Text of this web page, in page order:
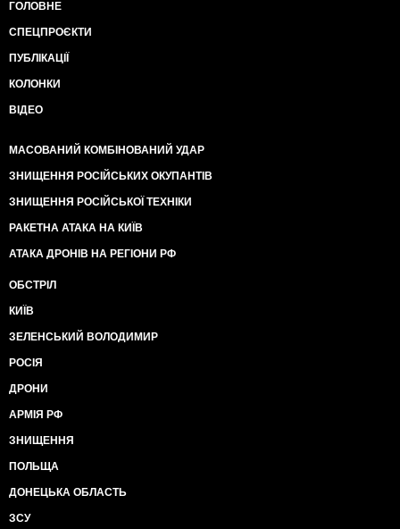
ГОЛОВНЕ
СПЕЦПРОЄКТИ
ПУБЛІКАЦІЇ
КОЛОНКИ
ВІДЕО
МАСОВАНИЙ КОМБІНОВАНИЙ УДАР
ЗНИЩЕННЯ РОСІЙСЬКИХ ОКУПАНТІВ
ЗНИЩЕННЯ РОСІЙСЬКОЇ ТЕХНІКИ
РАКЕТНА АТАКА НА КИЇВ
АТАКА ДРОНІВ НА РЕГІОНИ РФ
ОБСТРІЛ
КИЇВ
ЗЕЛЕНСЬКИЙ ВОЛОДИМИР
РОСІЯ
ДРОНИ
АРМІЯ РФ
ЗНИЩЕННЯ
ПОЛЬЩА
ДОНЕЦЬКА ОБЛАСТЬ
ЗСУ